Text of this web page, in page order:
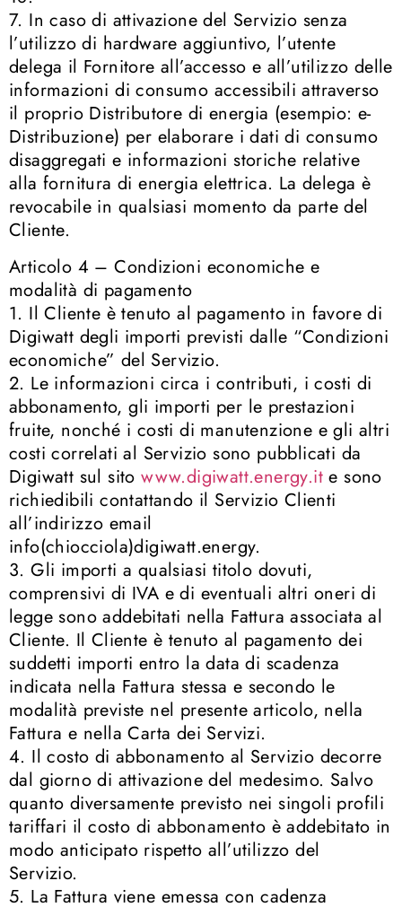
7. In caso di attivazione del Servizio senza
l’utilizzo di hardware aggiuntivo, l’utente
delega il Fornitore all’accesso e all’utilizzo delle
informazioni di consumo accessibili attraverso
il proprio Distributore di energia (esempio: e-
Distribuzione) per elaborare i dati di consumo
disaggregati e informazioni storiche relative
alla fornitura di energia elettrica. La delega è
revocabile in qualsiasi momento da parte del
Cliente.
Articolo 4 – Condizioni economiche e
modalità di pagamento
1. Il Cliente è tenuto al pagamento in favore di
Digiwatt degli importi previsti dalle “Condizioni
economiche” del Servizio.
2. Le informazioni circa i contributi, i costi di
abbonamento, gli importi per le prestazioni
fruite, nonché i costi di manutenzione e gli altri
costi correlati al Servizio sono pubblicati da
Digiwatt sul sitowww.digiwatt.energy.it e sono
richiedibili contattando il Servizio Clienti
all’indirizzo email
info(chiocciola)digiwatt.energy.
3. Gli importi a qualsiasi titolo dovuti,
comprensivi di IVA e di eventuali altri oneri di
legge sono addebitati nella Fattura associata al
Cliente. Il Cliente è tenuto al pagamento dei
suddetti importi entro la data di scadenza
indicata nella Fattura stessa e secondo le
modalità previste nel presente articolo, nella
Fattura e nella Carta dei Servizi.
4. Il costo di abbonamento al Servizio decorre
dal giorno di attivazione del medesimo. Salvo
quanto diversamente previsto nei singoli profili
tariffari il costo di abbonamento è addebitato in
modo anticipato rispetto all’utilizzo del
Servizio.
5. La Fattura viene emessa con cadenza